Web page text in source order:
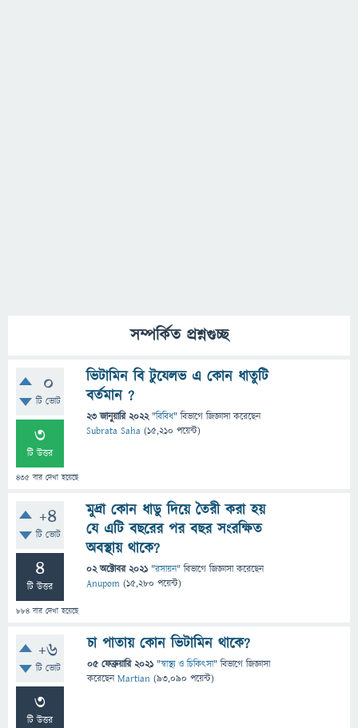
সম্পর্কিত প্রশ্নগুচ্ছ
0
টি ভোট
3
টি উত্তর
435 বার দেখা হয়েছে
ভিটামিন বি টুযেলভ এ কোন ধাতুটি
বর্তমান ?
23 জানুয়ারি 2022 "বিবিধ" বিভাগে জিজ্ঞাসাকরেছেন
Subrata Saha (15,210 পয়েন্ট)
+4
টি ভোট
4
টি উত্তর
884 বার দেখা হয়েছে
মুদ্রা কোন ধাডু দিয়ে তৈরী করা হয়
যে এটি বছরের পর বছর সংরক্ষিত
অবস্থায় থাকে?
02 অক্টোবর 2021 "রসায়ন" বিভাগে জিজ্ঞাসাকরেছেন
Anupom (15,280 পয়েন্ট)
+6
টি ভোট
3
টি উত্তর
চা পাতায় কোন ভিটামিন থাকে?
05 ফেব্রুয়ারি 2021 "স্বাস্থ্য ও চিকিৎসা" বিভাগে জিজ্ঞাসা
করেছেনMartian (93,090 পয়েন্ট)